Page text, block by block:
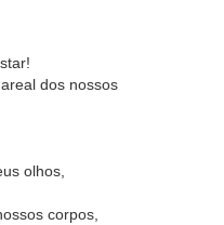
dos nossos
olhos,
corpos,